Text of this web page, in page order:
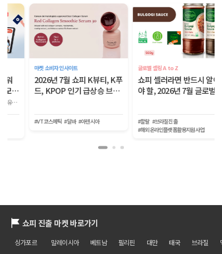
마켓 소비자 인사이트
2026년 7월 쇼피 K뷰티, K푸
드, KPOP 인기 급상승 브랜
드
#VT코스메틱 #달바 #아렌시아
글로벌 셀링 A to Z
쇼피 셀러라면 반드시 알아
야 할, 2026년 7월 글로벌 이
#브라질진출
#해외온라인플랫폼활용지원사업
쇼피 진출 마켓 바로가기
싱가포르 말레이시아 베트남 필리핀 대만 태국 브라질